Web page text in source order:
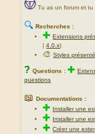
Tu as un forum et tu
🔍 Recherches :
✚Extensions
|4.0.x)
🎨Styles
? Questions : ✚
questions
📖 Documentations :
✚ Installer une
✚ Installer une
✚Créer une